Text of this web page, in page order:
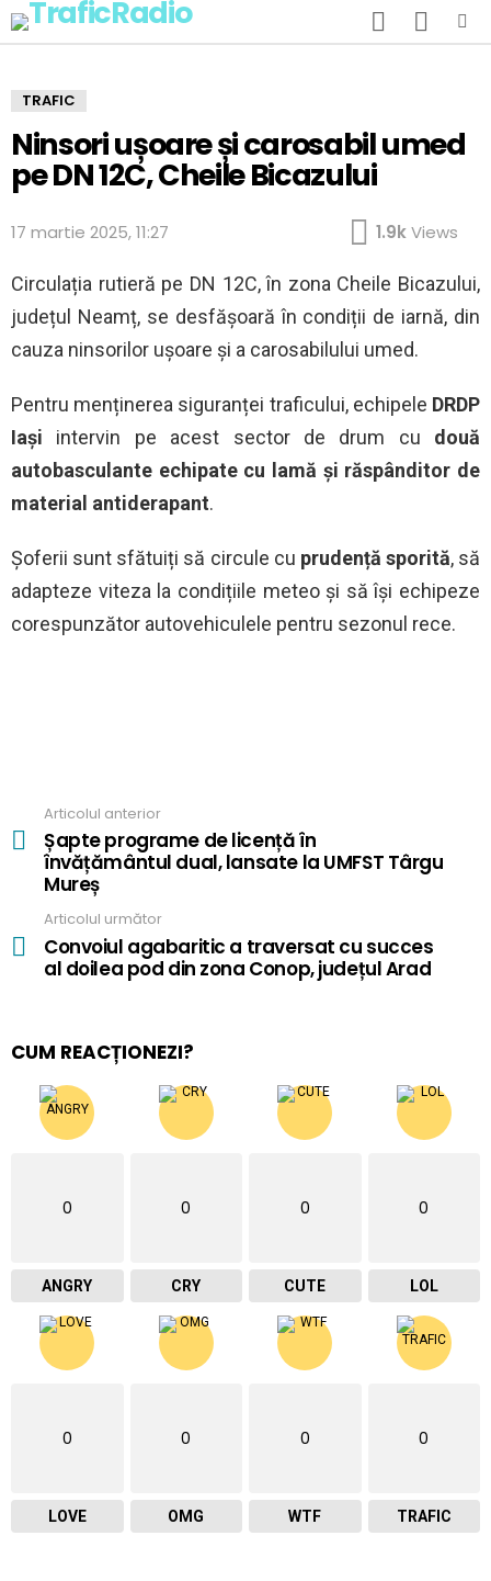
SWITCH
SKIN
SEARCH
Menu
TRAFIC
Ninsori ușoare și carosabil umed
pe DN 12C, Cheile Bicazului
17 martie 2025, 11:27 1.9kViews
Circulația rutieră pe DN 12C, în zona Cheile Bicazului,
județul Neamț, se desfășoară în condiții de iarnă, din
cauza ninsorilor ușoare și a carosabilului umed.
Pentru menținerea siguranței traficului, echipele DRDP
Iași intervin pe acest sector de drum cu două
autobasculante echipate cu lamă și răspânditor de
material antiderapant.
Șoferii sunt sfătuiți să circule cu prudență sporită, să
adapteze viteza la condițiile meteo și să își echipeze
corespunzător autovehiculele pentru sezonul rece.
more
Articolul anterior
Șapte programe de licență în
învățământul dual, lansate la UMFST Târgu
Mureș
Articolul următor
Convoiul agabaritic a traversat cu succes
al doilea pod din zona Conop, județul Arad
CUM REACȚIONEZI?
0
ANGRY
0
CRY
0
CUTE
0
LOL
0
LOVE
0
OMG
0
WTF
0
TRAFIC